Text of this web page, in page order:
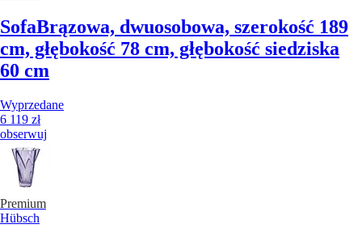
SofaBrązowa, dwuosobowa, szerokość 189
cm, głębokość 78 cm, głębokość siedziska
60 cm
Wyprzedane
6 119 zł
obserwuj
Premium
Hübsch